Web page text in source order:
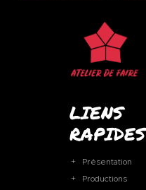
LIENS
RAPIDES
Présentation
Productions